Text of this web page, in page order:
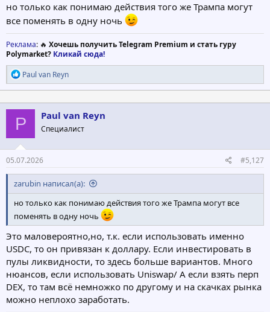
но только как понимаю действия того же Трампа могут
все поменять в одну ночь
Реклама: 🔥 Хочешь получить Telegram Premium и стать гуру
Polymarket? Кликай сюда!
Р
е
а
к
ц
и
:
Paul van Reyn
P Paul van Reyn
Специалист
05.07.2026 #5,127
zarubin написал(а):
но только как понимаю действия того же Трампа могут все
поменять в одну ночь
Это маловероятно,но, т.к. если использовать именно
USDC, то он привязан к доллару. Если инвестировать в
пулы ликвидности, то здесь больше вариантов. Много
нюансов, если использовать Uniswap/ А если взять перп
DEX, то там всё немножко по другому и на скачках рынка
можно неплохо заработать.